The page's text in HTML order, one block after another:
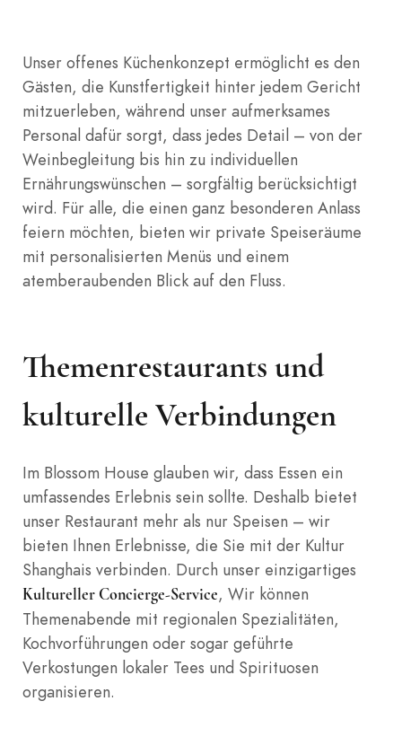
Unser offenes Küchenkonzept ermöglicht es den
Gästen, die Kunstfertigkeit hinter jedem Gericht
mitzuerleben, während unser aufmerksames
Personal dafür sorgt, dass jedes Detail – von der
Weinbegleitung bis hin zu individuellen
Ernährungswünschen – sorgfältig berücksichtigt
wird. Für alle, die einen ganz besonderen Anlass
feiern möchten, bieten wir private Speiseräume
mit personalisierten Menüs und einem
atemberaubenden Blick auf den Fluss.
Themenrestaurants und
kulturelle Verbindungen
Im Blossom House glauben wir, dass Essen ein
umfassendes Erlebnis sein sollte. Deshalb bietet
unser Restaurant mehr als nur Speisen – wir
bieten Ihnen Erlebnisse, die Sie mit der Kultur
Shanghais verbinden. Durch unser einzigartiges
Kultureller Concierge-Service, Wir können
Themenabende mit regionalen Spezialitäten,
Kochvorführungen oder sogar geführte
Verkostungen lokaler Tees und Spirituosen
organisieren.